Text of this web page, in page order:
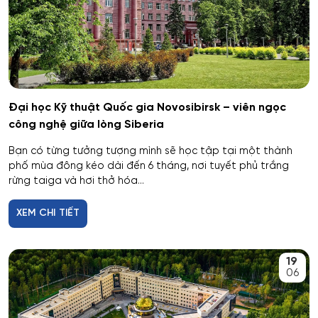
Barnaul
Kursk
Kaluga
Voronezh
Tambov
Krasnodar
Belgorod
Biên - Phiên dịch
Biểu diễn nghệ thuật múa
Báo chí
Bản đồ và Địa tin học
Bảo mật công nghệ thông tin trong thực thi pháp luật
Bảo mật máy tính
Bảo mật thông tin của hệ thống tự động
Bảo mật thông tin của hệ thống viễn thông
Đại học Kỹ thuật Quốc gia Novosibirsk – viên ngọc
công nghệ giữa lòng Siberia
Bạn có từng tưởng tượng mình sẽ học tập tại một thành
phố mùa đông kéo dài đến 6 tháng, nơi tuyết phủ trắng
rừng taiga và hơi thở hóa...
XEM CHI TIẾT
19
06